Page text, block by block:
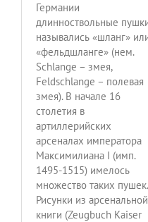
Германии
длинноствольные
назывались «шланг»
«фельдшланге» (нем.
Schlange – змея,
Feldschlange – полевая
змея). В начале 16
столетия в
артиллерийских
арсеналах императора
Максимилиана I (имп.
1495-1515) имелось
множество таких пушек.
Рисунки из арсенальной
книги (Zeugbuch Kaiser